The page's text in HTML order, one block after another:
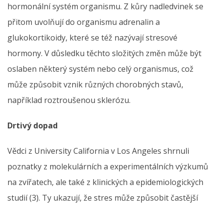
hormonální systém organismu. Z kůry nadledvinek se
přitom uvolňují do organismu adrenalin a
glukokortikoidy, které se též nazývají stresové
hormony. V důsledku těchto složitých změn může být
oslaben některý systém nebo celý organismus, což
může způsobit vznik různých chorobných stavů,
například roztroušenou sklerózu.
Drtivý dopad
Vědci z University California v Los Angeles shrnuli
poznatky z molekulárních a experimentálních výzkumů
na zvířatech, ale také z klinických a epidemiologických
studií (3). Ty ukazují, že stres může způsobit častější